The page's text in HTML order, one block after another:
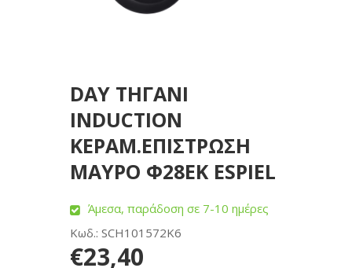
DAY ΤΗΓΑΝΙ
INDUCTION
ΚΕΡΑΜ.ΕΠΙΣΤΡΩΣΗ
ΜΑΥΡΟ Φ28ΕΚ ESPIEL
Άμεσα, παράδοση σε 7-10 ημέρες
Κωδ.: SCH101572K6
€23,40